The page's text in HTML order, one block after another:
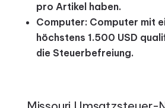
pro Artikel haben.
Computer: Computer mit
höchstens 1.500 USD
die Steuerbefreiung.